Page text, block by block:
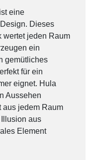
eine
Dieses
wertet jeden Raum
ein
gemütliches
für ein
eignet. Hula
Aussehen
aus jedem Raum
aus
Element